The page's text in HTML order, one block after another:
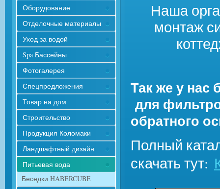
Оборудование
Отделочные материалы
Уход за водой
Spa Бассейны
Фотогалерея
Спецпредложения
Товар на дом
Строительство
Продукция Коломаки
Ландшафтный дизайн
Питьевая вода
Беседки HABERCUBE
Наша
монтаж
Так же у нас
для
обратного
Полный
скачать тут: